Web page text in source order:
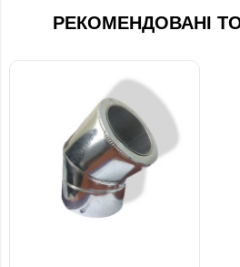
РЕКОМЕНДОВАНІ